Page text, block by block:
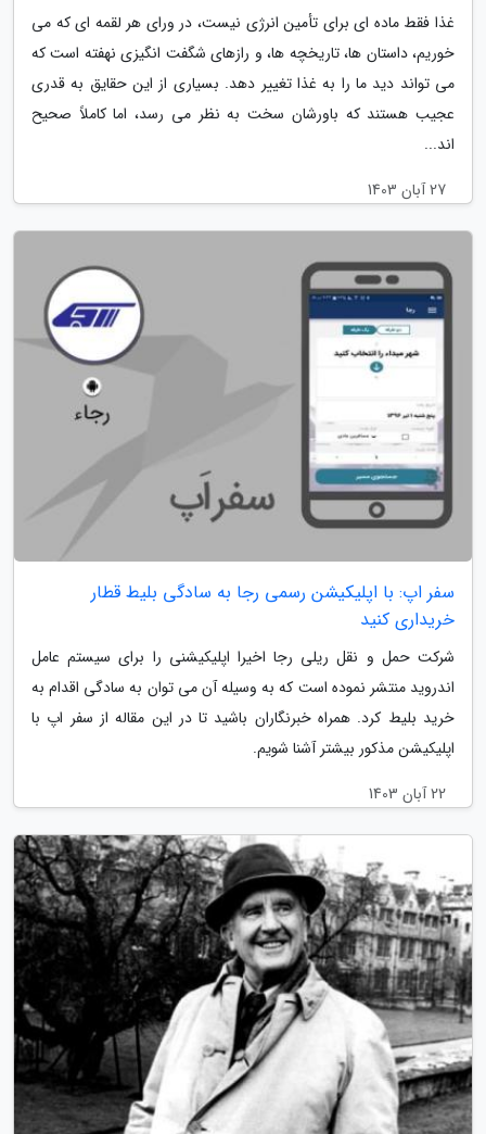
غذا فقط ماده ای برای تأمین انرژی نیست، در ورای هر لقمه ای که می
خوریم، داستان ها، تاریخچه ها، و رازهای شگفت انگیزی نهفته است که
می تواند دید ما را به غذا تغییر دهد. بسیاری از این حقایق به قدری
عجیب هستند که باورشان سخت به نظر می رسد، اما کاملاً صحیح
اند...
27 آبان 1403
سفر اپ: با اپلیکیشن رسمی رجا به سادگی بلیط قطار
خریداری کنید
شرکت حمل و نقل ریلی رجا اخیرا اپلیکیشنی را برای سیستم عامل
اندروید منتشر نموده است که به وسیله آن می توان به سادگی اقدام به
خرید بلیط کرد. همراه خبرنگاران باشید تا در این مقاله از سفر اپ با
اپلیکیشن مذکور بیشتر آشنا شویم.
22 آبان 1403